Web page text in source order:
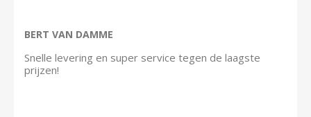
BERT VAN DAMME
Snelle levering en super service tegen de laagste
prijzen!